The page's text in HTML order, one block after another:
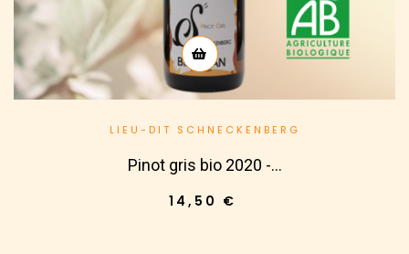
LIEU-DIT SCHNECKENBERG
Pinot gris bio 2020 -...
14,50 €